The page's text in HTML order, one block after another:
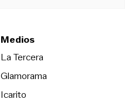
Medios
La TerceraOpens in new
Glamorama
Icarito